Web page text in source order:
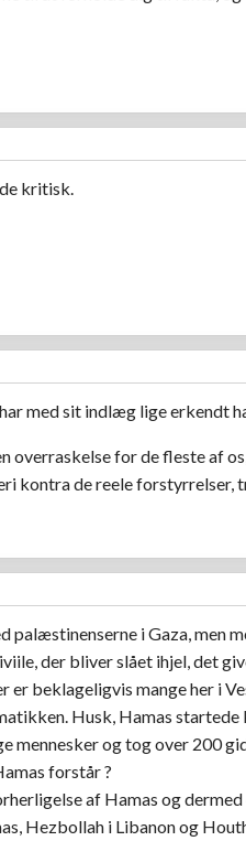
kritisk.
med sit indlæg lige erkendt
overraskelse for de fleste af
kontra de reele forstyrrelser,
palæstinenserne i Gaza, men
der bliver slået ihjel, det
er beklageligvis mange her i
Husk, Hamas startede
og tog over 200
forstår ?
af Hamas og
Hezbollah i Libanon og